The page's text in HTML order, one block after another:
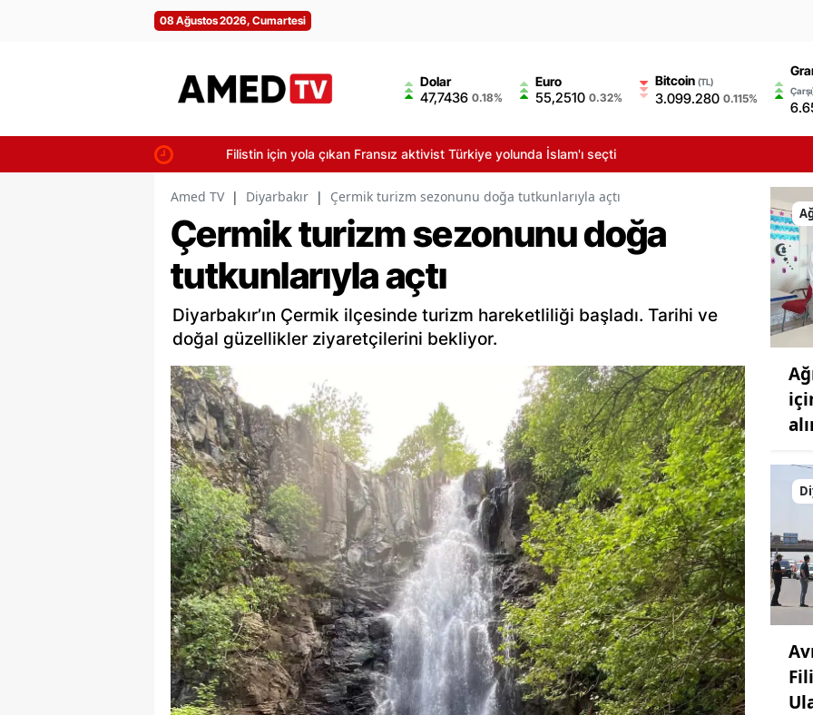
08 Ağustos 2026, Cumartesi
Dolar
47,7436 0.18%
Euro
55,2510 0.32%
Bitcoin (TL)
3.099.280 0.115%
Filistin için yola çıkan Fransız aktivist Türkiye yolunda İslam'ı seçti
Amed TV | Diyarbakır | Çermik turizm sezonunu doğa tutkunlarıyla açtı
Çermik turizm sezonunu doğa
tutkunlarıyla açtı
Diyarbakır’ın Çermik ilçesinde turizm hareketliliği başladı. Tarihi ve
doğal güzellikler ziyaretçilerini bekliyor.